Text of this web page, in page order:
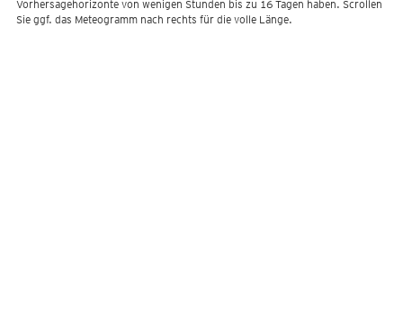
Vorhersagehorizonte von wenigen Stunden bis zu 16 Tagen haben. Scrollen
Sie ggf. das Meteogramm nach rechts für die volle Länge.